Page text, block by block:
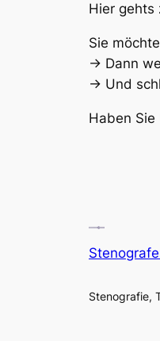
Hier gehts
Sie
-> Dann
-> Und
Haben Sie
Stenografie,